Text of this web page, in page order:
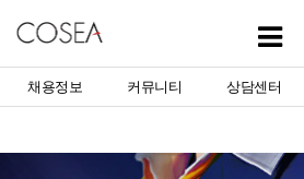
채용정보 커뮤니티 상담센터